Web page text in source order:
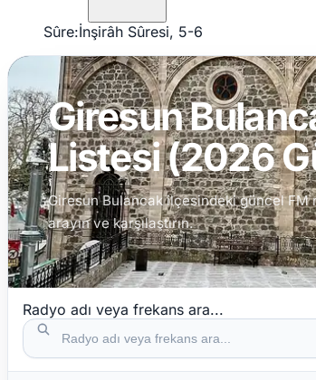
Sûre:İnşirâh Sûresi, 5-6
Giresun
Listesi (2026
Giresun Bulancak ilçesindeki güncel
arayın ve karşılaştırın.
Radyo adı veya frekans ara...